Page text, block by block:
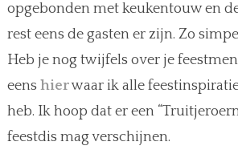
opgebonden met keukentouw en
rest eens de gasten er zijn. Zo
Heb je nog twijfels over je
eens hierwaar ik alle
heb. Ik hoop dat er een
feestdis mag verschijnen.